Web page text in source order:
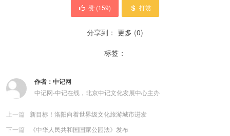
赞 (159) 打赏
分享到： 更多 (0)
标签：
作者： 中记网
中记网-中记在线，北京中记文化发展中心主办
上一篇
新目标！洛阳向着世界级文化旅游城市进发
下一篇
《中华人民共和国国家公园法》发布